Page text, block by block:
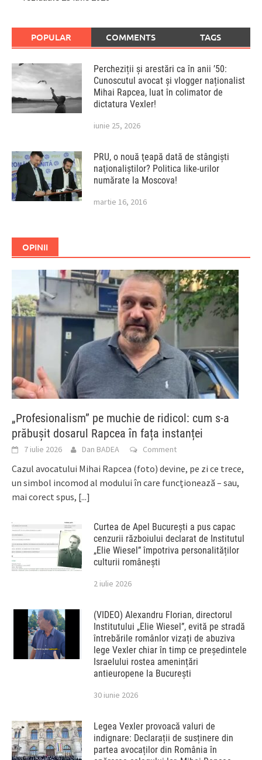
POPULAR COMMENTS TAGS
Percheziții și arestări ca în anii ’50:
Cunoscutul avocat și vlogger naționalist
Mihai Rapcea, luat în colimator de
dictatura Vexler!
iunie 25, 2026
PRU, o nouă ţeapă dată de stângişti
naţionaliştilor? Politica like-urilor
numărate la Moscova!
martie 16, 2016
OPINII
„Profesionalism” pe muchie de ridicol: cum s-a
prăbușit dosarul Rapcea în fața instanței
7 iulie 2026 Dan BADEA Comment
Cazul avocatului Mihai Rapcea (foto) devine, pe zi ce trece,
un simbol incomod al modului în care funcționează – sau,
mai corect spus, [...]
Curtea de Apel București a pus capac
cenzurii războiului declarat de Institutul
„Elie Wiesel” împotriva personalităților
culturii românești
2 iulie 2026
(VIDEO) Alexandru Florian, directorul
Institutului „Elie Wiesel”, evită pe stradă
întrebările românlor vizați de abuziva
lege Vexler chiar în timp ce președintele
Israelului rostea amenințări
antieuropene la București
30 iunie 2026
Legea Vexler provoacă valuri de
indignare: Declarații de susținere din
partea avocaților din România în